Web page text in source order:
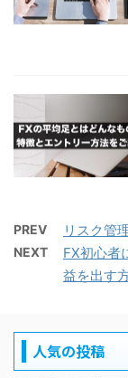
PREV リスク管
NEXT
FX初心者
益を出す
人気の投稿